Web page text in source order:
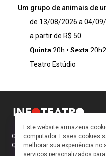
Um grupo de animais de
se contra a exploração
propriedade e toma o
uma estrutura igualitária.
porcos assumem a
poder. Através do porco
distópica essencial para os
de 13/08/2026 a 04/
a partir de R$ 50
Quinta 20h Sexta
Teatro Estúdio
Como faço para ir ao teatro?
Quais peças estão em cartaz?
Este website armazena
computador. Esses cookies
melhorar sua experiência no
serviços personalizados